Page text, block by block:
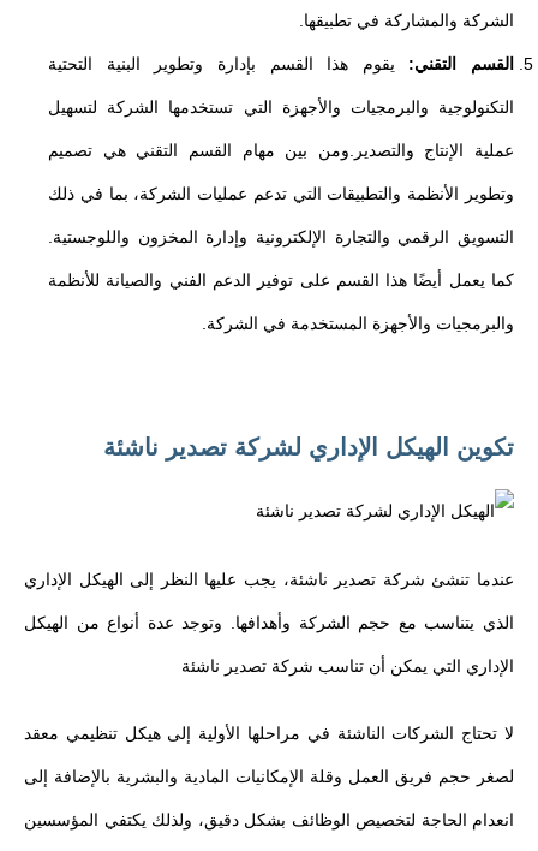
الشركة والمشاركة في تطبيقها.
القسم التقني: يقوم هذا القسم بإدارة وتطوير البنية التحتية
التكنولوجية والبرمجيات والأجهزة التي تستخدمها الشركة لتسهيل
عملية الإنتاج والتصدير.ومن بين مهام القسم التقني هي تصميم
وتطوير الأنظمة والتطبيقات التي تدعم عمليات الشركة، بما في ذلك
التسويق الرقمي والتجارة الإلكترونية وإدارة المخزون واللوجستية.
كما يعمل أيضًا هذا القسم على توفير الدعم الفني والصيانة للأنظمة
والبرمجيات والأجهزة المستخدمة في الشركة.
تكوين الهيكل الإداري لشركة تصدير ناشئة
عندما تنشئ شركة تصدير ناشئة، يجب عليها النظر إلى الهيكل الإداري
الذي يتناسب مع حجم الشركة وأهدافها. وتوجد عدة أنواع من الهيكل
الإداري التي يمكن أن تناسب شركة تصدير ناشئة
لا تحتاج الشركات الناشئة في مراحلها الأولية إلى هيكل تنظيمي معقد
لصغر حجم فريق العمل وقلة الإمكانيات المادية والبشرية بالإضافة إلى
انعدام الحاجة لتخصيص الوظائف بشكل دقيق، ولذلك يكتفي المؤسسين